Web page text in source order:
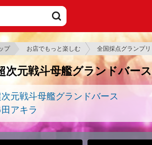
プ お店でもっと楽しむ 全国採点グランプリ
次元戦斗母艦グランドバー
次元戦斗母艦グランドバース
アキラ